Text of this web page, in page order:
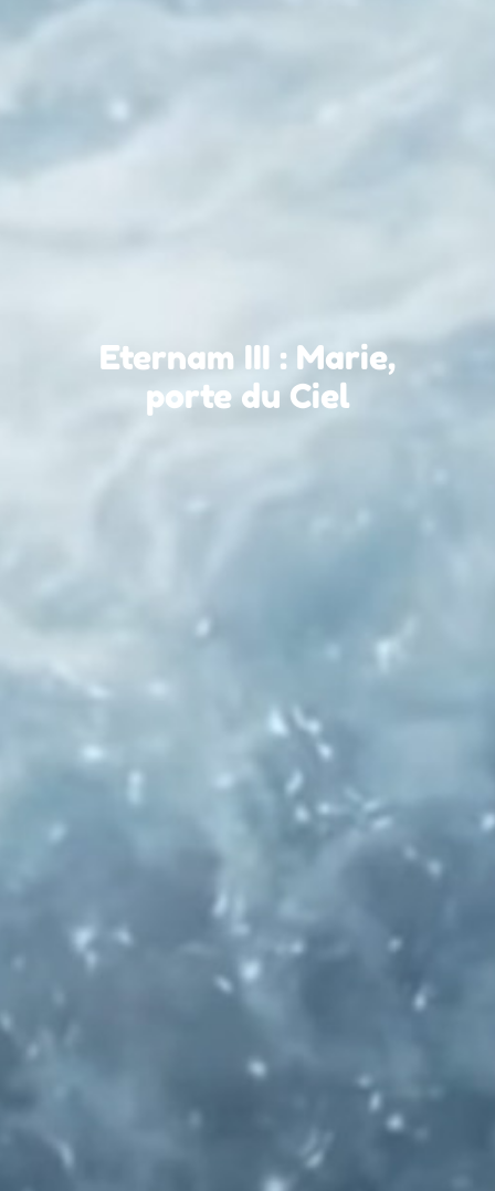
Eternam III : Marie,
porte du Ciel